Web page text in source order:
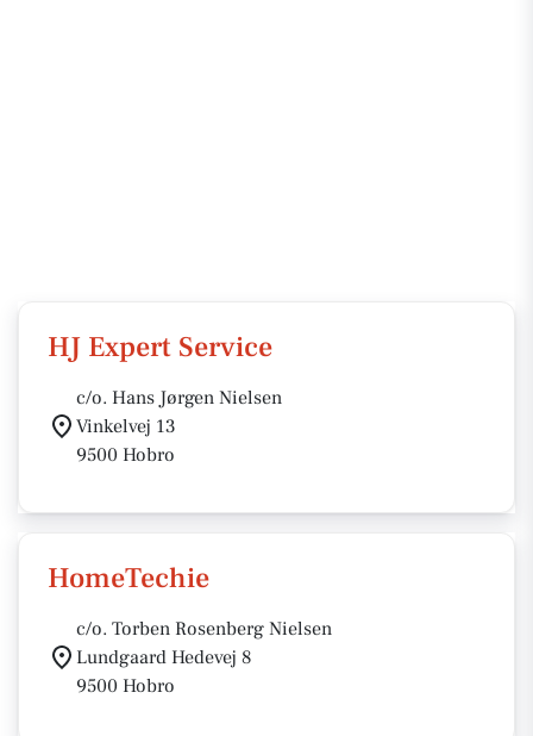
HJ Expert Service
c/o. Hans Jørgen Nielsen
Vinkelvej 13
9500 Hobro
HomeTechie
c/o. Torben Rosenberg Nielsen
Lundgaard Hedevej 8
9500 Hobro